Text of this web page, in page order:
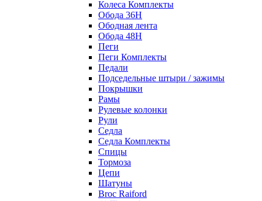
Колеса Комплекты
Обода 36H
Ободная лента
Обода 48H
Пеги
Пеги Комплекты
Педали
Подседельные штыри / зажимы
Покрышки
Рамы
Рулевые колонки
Рули
Седла
Седла Комплекты
Спицы
Тормоза
Цепи
Шатуны
Broc Raiford